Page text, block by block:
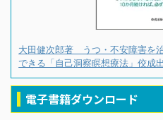
大田健次郎著 うつ・不安障害を
できる「自己洞察瞑想療法」佼成
電子書籍ダウンロード